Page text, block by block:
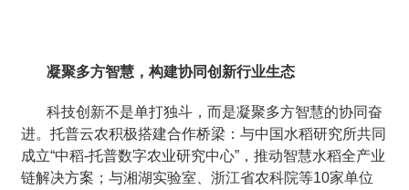
凝聚多方智慧，构建协同创新行业生态
科技创新不是单打独斗，而是凝聚多方智慧的协同奋
进。托普云农积极搭建合作桥梁：与中国水稻研究所共同
成立“中稻-托普数字农业研究中心”，推动智慧水稻全产业
链解决方案；与湘湖实验室、浙江省农科院等10家单位